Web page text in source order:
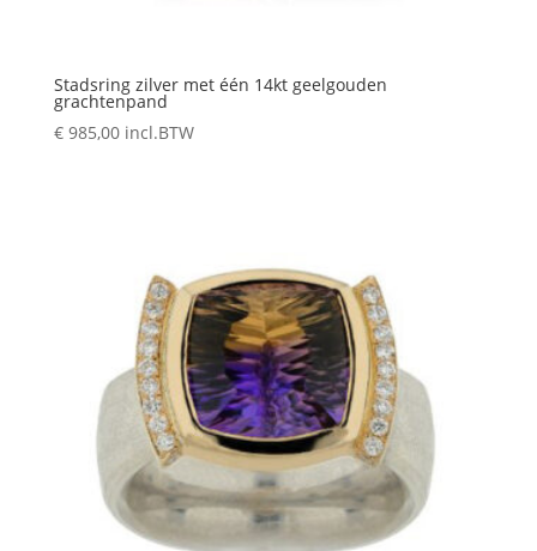
Stadsring zilver met één 14kt geelgouden
grachtenpand
€985,00 incl.BTW